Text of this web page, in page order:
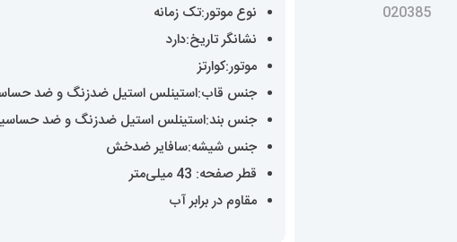
نوع موتور:تک زمانه
نشانگر تاریخ:دارد
موتور:کوارتز
جنس قاب:استینلس استیل ضدزنگ و ضد
جنس بند:استینلس استیل ضدزنگ و ضد
جنس شیشه:سافایر ضدخش
قطر صفحه: 43 میلی‌متر
مقاوم در برابر آب